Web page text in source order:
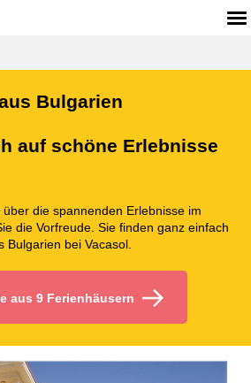
Bulgarien
auf schöne Erlebnisse
die spannenden Erlebnisse im
die Vorfreude. Sie finden ganz einfach
bei Vacasol.
aus 9 Ferienhäusern